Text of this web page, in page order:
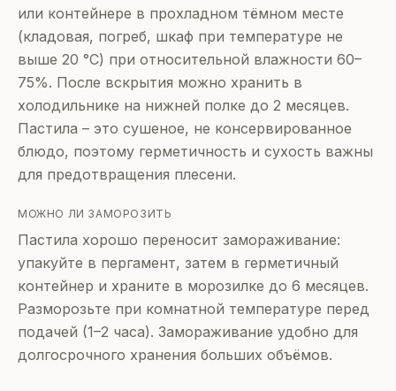
или контейнере в прохладном тёмном месте
(кладовая, погреб, шкаф при температуре не
выше 20 °C) при относительной влажности 60–
75%. После вскрытия можно хранить в
холодильнике на нижней полке до 2 месяцев.
Пастила – это сушеное, не консервированное
блюдо, поэтому герметичность и сухость важны
для предотвращения плесени.
МОЖНО ЛИ ЗАМОРОЗИТЬ
Пастила хорошо переносит замораживание:
упакуйте в пергамент, затем в герметичный
контейнер и храните в морозилке до 6 месяцев.
Разморозьте при комнатной температуре перед
подачей (1–2 часа). Замораживание удобно для
долгосрочного хранения больших объёмов.